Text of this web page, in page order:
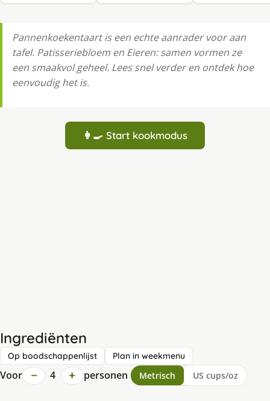
Pannenkoekentaart is een echte aanrader voor aan
tafel. Patisseriebloem en Eieren: samen vormen ze
een smaakvol geheel. Lees snel verder en ontdek hoe
eenvoudig het is.
👩‍🍳 Start kookmodus
Ingrediënten
Op boodschappenlijst Plan in weekmenu
Voor − 4 + personen Metrisch US cups/oz